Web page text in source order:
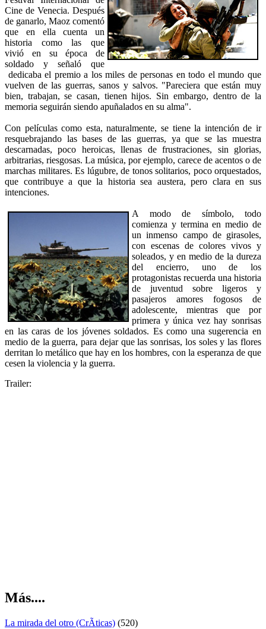
Cine de Venecia. Después
de ganarlo, Maoz comentó
que en ella cuenta un
historia como las que
vivió en su época de
soldado y señaló que
dedicaba el premio a los miles de personas en todo el mundo que
vuelven de las guerras, sanos y salvos. "Pareciera que están muy
bien, trabajan, se casan, tienen hijos. Sin embargo, dentro de la
memoria seguirán siendo apuñalados en su alma".
Con películas como esta, naturalmente, se tiene la intención de ir
resquebrajando las bases de las guerras, ya que se las muestra
descarnadas, poco heroicas, llenas de frustraciones, sin glorias,
arbitrarias, riesgosas. La música, por ejemplo, carece de acentos o de
marchas militares. Es lúgubre, de tonos solitarios, poco orquestados,
que contribuye a que la historia sea austera, pero clara en sus
intenciones.
A modo de símbolo, todo
comienza y termina en medio de
un inmenso campo de girasoles,
con escenas de colores vivos y
soleados, y en medio de la dureza
del encierro, uno de los
protagonistas recuerda una historia
de juventud sobre ligeros y
pasajeros amores fogosos de
adolescente, mientras que por
primera y única vez hay sonrisas
en las caras de los jóvenes soldados. Es como una sugerencia en
medio de la guerra, para dejar que las sonrisas, los soles y las flores
derritan lo metálico que hay en los hombres, con la esperanza de que
cesen la violencia y la guerra.
Trailer:
Más....
La mirada del otro (CrÃ­ticas) (520)